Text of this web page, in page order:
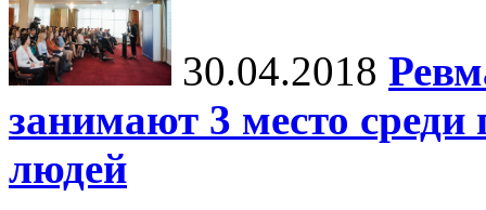
30.04.2018
занимают 3 место
людей